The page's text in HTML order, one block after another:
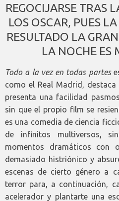
REGOCIJARSE TRAS
LOS OSCAR, PUES
RESULTADO LA
LA NOCHE ES
Todo a la vez en todas partes
como el Real Madrid,
presenta una facilidad
sin que el propio film se
es una comedia de ciencia
de infinitos multiversos,
momentos dramáticos con
demasiado histriónico y
escenas de cierto género a
terror para, a continuación,
acelerador y plantarte una